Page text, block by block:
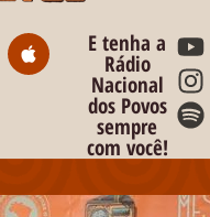
E tenha a
Rádio
Nacional
dos Povos
sempre
com você!